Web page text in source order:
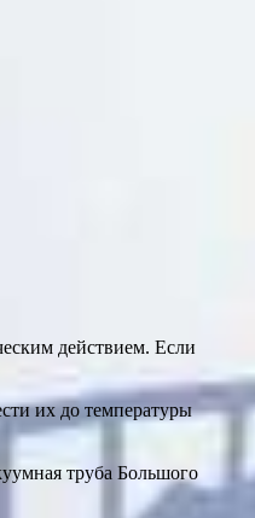
действием. Если
их до температуры
труба Большого